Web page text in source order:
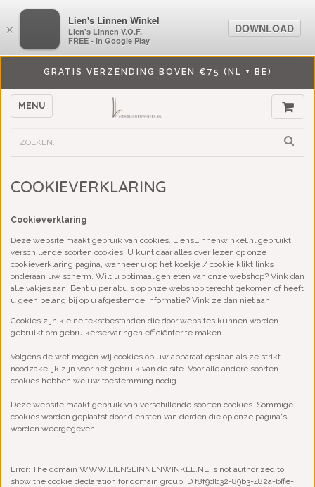
GRATIS VERZENDING BOVEN €75 (NL + BE)
MENU
COOKIEVERKLARING
Cookieverklaring
Deze website maakt gebruik van cookies. LiensLinnenwinkel.nl gebruikt
verschillende soorten cookies. U kunt daar alles over lezen op onze
cookieverklaring pagina, wanneer u op het koekje / cookie klikt links
onderaan uw scherm. Wilt u optimaal genieten van onze webshop? Vink dan
alle vakjes aan. Bent u per abuis op onze webshop terecht gekomen of heeft
u geen belang bij op u afgestemde informatie? Vink ze dan niet aan.
Cookies zijn kleine tekstbestanden die door websites kunnen worden
gebruikt om gebruikerservaringen efficiënter te maken.
Volgens de wet mogen wij cookies op uw apparaat opslaan als ze strikt
noodzakelijk zijn voor het gebruik van de site. Voor alle andere soorten
cookies hebben we uw toestemming nodig.
Deze website maakt gebruik van verschillende soorten cookies. Sommige
cookies worden geplaatst door diensten van derden die op onze pagina's
worden weergegeven.
Error: The domain WWW.LIENSLINNENWINKEL.NL is not authorized to
show the cookie declaration for domain group ID f8f9db32-89b3-482a-bffe-
×
LiensLinnenwinkel.nl
Lien's Linnen V.O.F.
FREE - In Google Play
DOWNLOAD
×
Lien's Linnen Winkel
Lien's Linnen V.O.F.
FREE - In Google Play
DOWNLOAD